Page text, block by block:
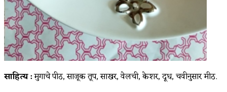
साहित्य :मुगाचे पीठ, साजूक तूप, साखर, वेलची, केशर, दूध, चवीनुसार मीठ.